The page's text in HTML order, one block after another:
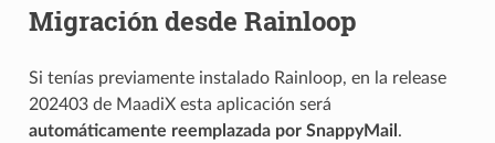
Migración desde Rainloop
Si tenías previamente instalado Rainloop, en la release
202403 de MaadiX esta aplicación será
automáticamente reemplazada por SnappyMail .